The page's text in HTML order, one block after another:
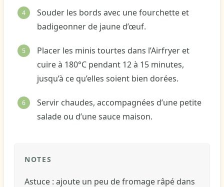
Souder les bords avec une fourchette et
badigeonner de jaune d’œuf.
Placer les minis tourtes dans l’Airfryer et
cuire à 180°C pendant 12 à 15 minutes,
jusqu’à ce qu’elles soient bien dorées.
Servir chaudes, accompagnées d’une petite
salade ou d’une sauce maison.
NOTES
Astuce : ajoute un peu de fromage râpé dans